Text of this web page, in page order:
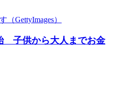
子供から大人までお金